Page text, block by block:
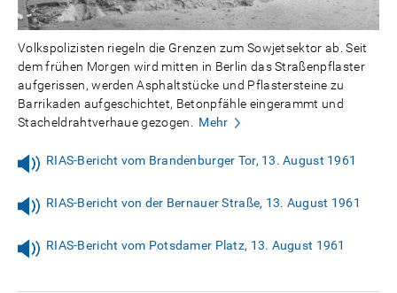
Volkspolizisten riegeln die Grenzen zum Sowjetsektor ab. Seit
dem frühen Morgen wird mitten in Berlin das Straßenpflaster
aufgerissen, werden Asphaltstücke und Pflastersteine zu
Barrikaden aufgeschichtet, Betonpfähle eingerammt und
Stacheldrahtverhaue gezogen.
Mehr
RIAS-Bericht vom Brandenburger Tor, 13. August 1961
RIAS-Bericht von der Bernauer Straße, 13. August 1961
RIAS-Bericht vom Potsdamer Platz, 13. August 1961